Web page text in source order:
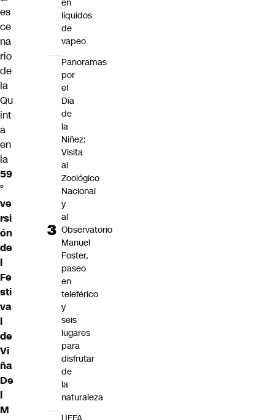
es
ce
na
rio
de
la
Qu
int
a
en
la
59
°
ve
rsi
ón
de
l
Fe
sti
va
l
de
Vi
ña
De
l
M
en
líquidos
de
vapeo
Panoramas
por
el
Día
de
la
Niñez:
Visita
al
Zoológico
Nacional
y
al
Observatorio
Manuel
Foster,
paseo
en
teleférico
y
seis
lugares
para
disfrutar
de
la
naturaleza